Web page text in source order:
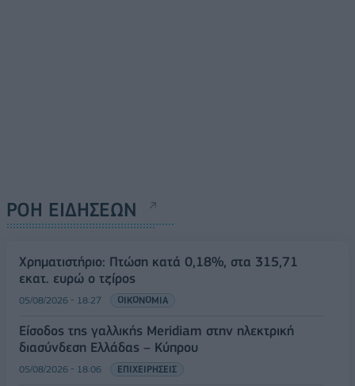
ΡΟΗ ΕΙΔΗΣΕΩΝ
Χρηματιστήριο: Πτώση κατά 0,18%, στα 315,71
εκατ. ευρώ ο τζίρος
05/08/2026 - 18:27 ΟΙΚΟΝΟΜΙΑ
Είσοδος της γαλλικής Meridiam στην ηλεκτρική
διασύνδεση Ελλάδας – Κύπρου
05/08/2026 - 18:06 ΕΠΙΧΕΙΡΗΣΕΙΣ